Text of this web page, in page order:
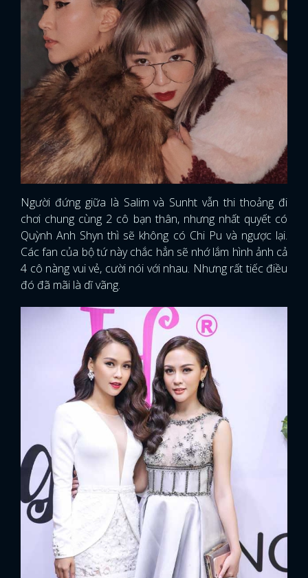
Người đứng giữa là Salim và Sunht vẫn thi thoảng đi
chơi chung cùng 2 cô bạn thân, nhưng nhất quyết có
Quỳnh Anh Shyn thì sẽ không có Chi Pu và ngược lại.
Các fan của bộ tứ này chắc hẳn sẽ nhớ lắm hình ảnh cả
4 cô nàng vui vẻ, cười nói với nhau. Nhưng rất tiếc điều
đó đã mãi là dĩ vãng.